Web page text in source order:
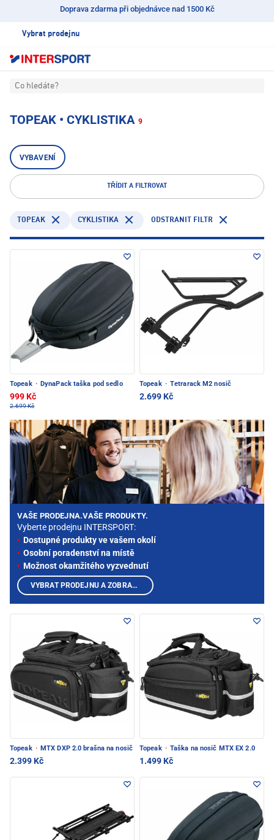
Doprava zdarma při objednávce nad 1500 Kč
Vybrat prodejnu
Co hledáte?
TOPEAK • CYKLISTIKA 9
VYBAVENÍ
TŘÍDIT A FILTROVAT
TOPEAK CYKLISTIKA ODSTRANIT FILTR
Topeak · DynaPack taška pod sedlo
999 Kč
2.699 Kč
Topeak · Tetrarack M2 nosič
2.699 Kč
Topeak · MTX DXP 2.0 brašna na nosič
2.399 Kč
Topeak · Taška na nosič MTX EX 2.0
1.499 Kč
VAŠE PRODEJNA.VAŠE PRODUKTY.
Vyberte prodejnu INTERSPORT:
Dostupné produkty ve vašem okolí
Osobní poradenství na místě
Možnost okamžitého vyzvednutí
VYBRAT PRODEJNU A ZOBRAZIT PRODUKTY